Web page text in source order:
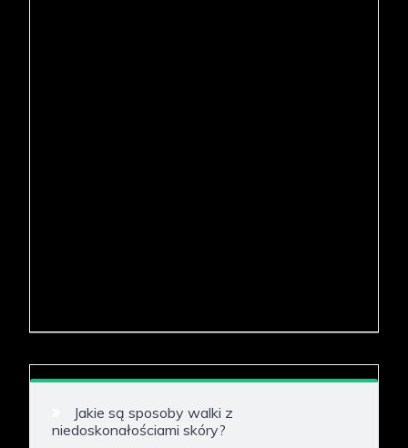
Jakie są sposoby walki z
niedoskonałościami skóry?